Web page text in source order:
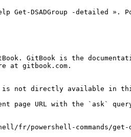
Get-DSADGroup -detailed ».
GitBook is the
at gitbook.com.
not directly available in this
page URL with the `ask`
fr/powershell-commands/get-